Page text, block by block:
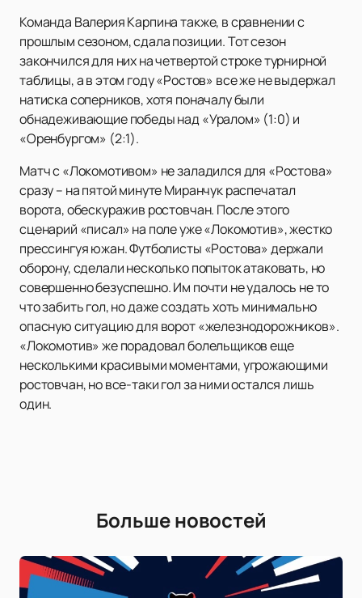
Команда Валерия Карпина также, в сравнении с
прошлым сезоном, сдала позиции. Тот сезон
закончился для них на четвертой строке турнирной
таблицы, а в этом году «Ростов» все же не выдержал
натиска соперников, хотя поначалу были
обнадеживающие победы над «Уралом» (1:0) и
«Оренбургом» (2:1).
Матч с «Локомотивом» не заладился для «Ростова»
сразу – на пятой минуте Миранчук распечатал
ворота, обескуражив ростовчан. После этого
сценарий «писал» на поле уже «Локомотив», жестко
прессингуя южан. Футболисты «Ростова» держали
оборону, сделали несколько попыток атаковать, но
совершенно безуспешно. Им почти не удалось не то
что забить гол, но даже создать хоть минимально
опасную ситуацию для ворот «железнодорожников».
«Локомотив» же порадовал болельщиков еще
несколькими красивыми моментами, угрожающими
ростовчан, но все-таки гол за ними остался лишь
один.
Больше новостей